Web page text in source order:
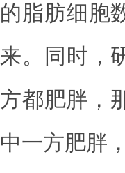
的脂肪细胞
来。同时，
方都肥胖，
中一方肥胖